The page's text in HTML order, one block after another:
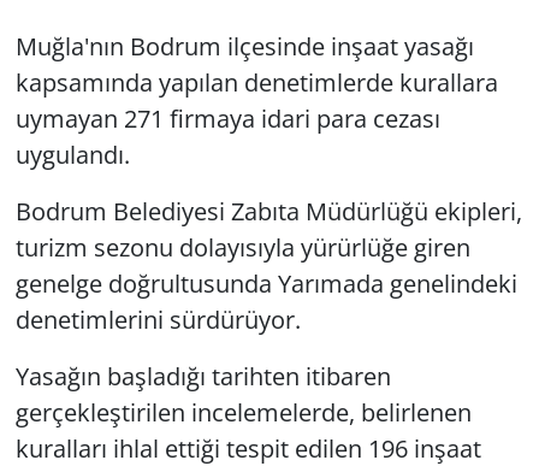
Muğla'nın Bodrum ilçesinde inşaat yasağı
kapsamında yapılan denetimlerde kurallara
uymayan 271 firmaya idari para cezası
uygulandı.
Bodrum Belediyesi Zabıta Müdürlüğü ekipleri,
turizm sezonu dolayısıyla yürürlüğe giren
genelge doğrultusunda Yarımada genelindeki
denetimlerini sürdürüyor.
Yasağın başladığı tarihten itibaren
gerçekleştirilen incelemelerde, belirlenen
kuralları ihlal ettiği tespit edilen 196 inşaat